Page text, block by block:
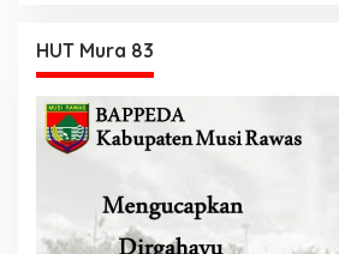
HUT Mura 83